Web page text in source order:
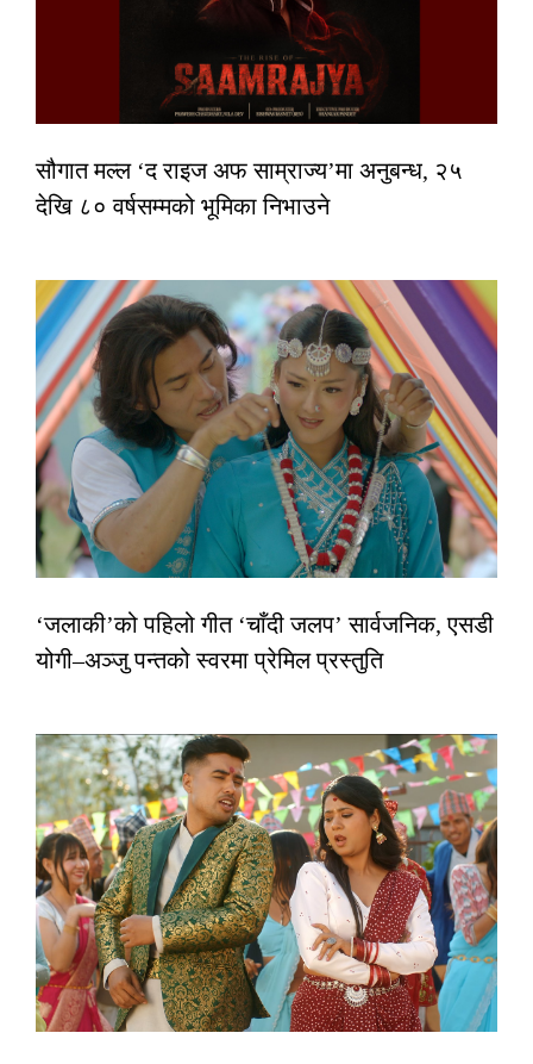
सौगात मल्ल ‘द राइज अफ साम्राज्य’मा अनुबन्ध, २५
देखि ८० वर्षसम्मको भूमिका निभाउने
‘जलाकी’को पहिलो गीत ‘चाँदी जलप’ सार्वजनिक, एसडी
योगी–अञ्जु पन्तको स्वरमा प्रेमिल प्रस्तुति